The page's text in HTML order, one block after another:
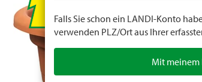
Falls Sie schon ein LANDI-Konto
verwenden PLZ/Ort aus Ihrer
Mit